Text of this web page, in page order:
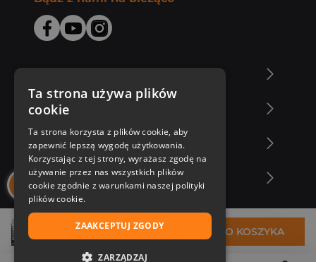
31,75 zł DO KOSZYKA
Zakupy u nas
Nasza oferta
Nasi autorzy
Ta strona używa plików
cookie
Ta strona korzysta z plików cookie, aby
zapewnić lepszą wygodę użytkowania.
Korzystając z tej strony, wyrażasz zgodę na
używanie przez nas wszystkich plików
cookie zgodnie z warunkami naszej polityki
plików cookie.
ZAAKCEPTUJ ZGODY
ZARZĄDZAJ